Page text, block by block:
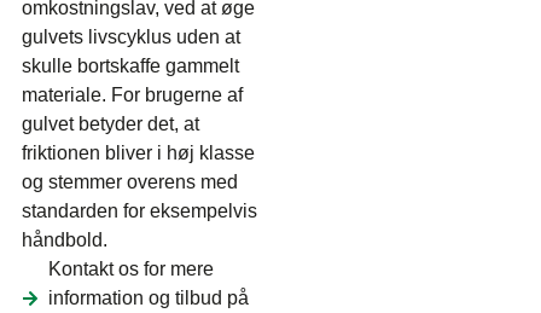
omkostningslav, ved at øge
gulvets livscyklus uden at
skulle bortskaffe gammelt
materiale. For brugerne af
gulvet betyder det, at
friktionen bliver i høj klasse
og stemmer overens med
standarden for eksempelvis
håndbold.
Kontakt os for mere
information og tilbud på